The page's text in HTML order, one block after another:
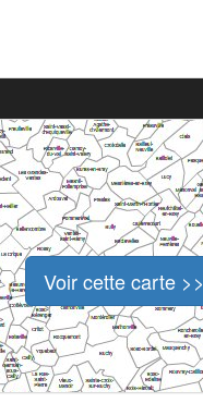
Voir cette carte >>